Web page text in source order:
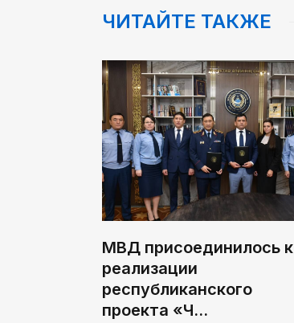
ЧИТАЙТЕ ТАКЖЕ
МВД присоединилось к
реализации
республиканского
проекта «Ч…